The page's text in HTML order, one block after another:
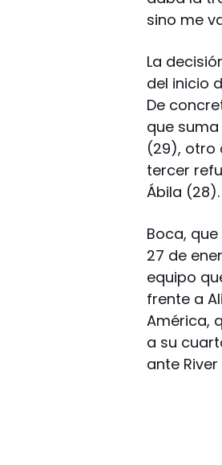
sino me
La
del inicio
De
que
(29), otro
tercer
Ábila (28).
Boca,
27 de
equipo
frente a
América,
a su
ante